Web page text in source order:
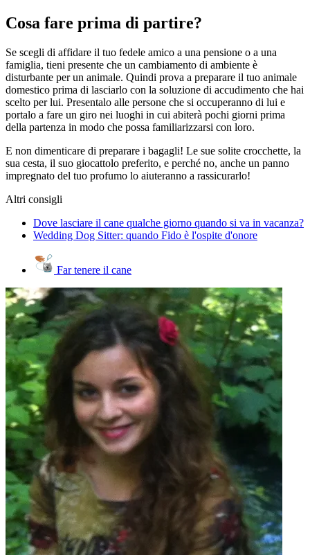
Cosa fare prima di partire?
Se scegli di affidare il tuo fedele amico a una pensione o a una
famiglia, tieni presente che un cambiamento di ambiente è
disturbante per un animale. Quindi prova a preparare il tuo animale
domestico prima di lasciarlo con la soluzione di accudimento che hai
scelto per lui. Presentalo alle persone che si occuperanno di lui e
portalo a fare un giro nei luoghi in cui abiterà pochi giorni prima
della partenza in modo che possa familiarizzarsi con loro.
E non dimenticare di preparare i bagagli! Le sue solite crocchette, la
sua cesta, il suo giocattolo preferito, e perché no, anche un panno
impregnato del tuo profumo lo aiuteranno a rassicurarlo!
Altri consigli
Dove lasciare il cane qualche giorno quando si va in vacanza?
Wedding Dog Sitter: quando Fido è l'ospite d'onore
Far tenere il cane